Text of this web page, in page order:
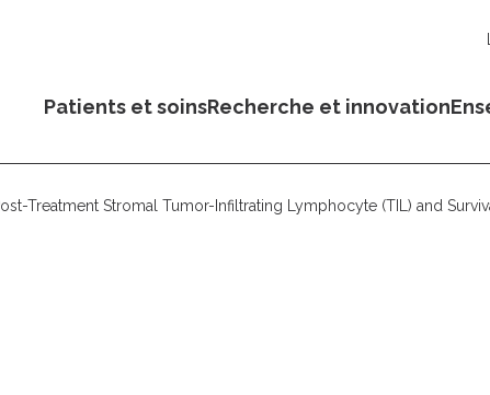
Patients et soinsRecherche et innovation
Treatment Stromal Tumor-Infiltrating Lymphocyte (TIL) and